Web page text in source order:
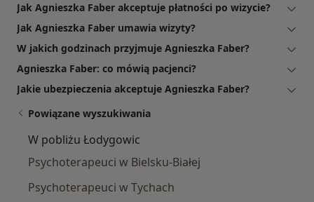
Jak Agnieszka Faber akceptuje płatności po wizycie?
Jak Agnieszka Faber umawia wizyty?
W jakich godzinach przyjmuje Agnieszka Faber?
Agnieszka Faber: co mówią pacjenci?
Jakie ubezpieczenia akceptuje Agnieszka Faber?
Powiązane wyszukiwania
W pobliżu Łodygowic
Psychoterapeuci w Bielsku-Białej
Psychoterapeuci w Tychach